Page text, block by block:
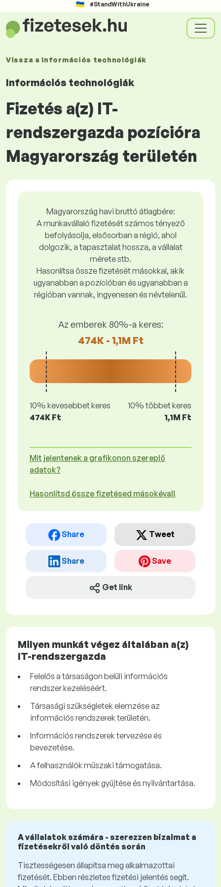
#StandWithUkraine
Vissza a Információs technológiák
Információs technológiák
Fizetés a(z) IT-
rendszergazda pozícióra
Magyarország területén
Magyarország havi bruttó átlagbére:
A munkavállaló fizetését számos tényező
befolyásolja, elsősorban a régió, ahol
dolgozik, a tapasztalat hossza, a vállalat
mérete stb.
Hasonlítsa össze fizetését másokkal, akik
ugyanabban a pozícióban és ugyanabban a
régióban vannak, ingyenesen és névtelenül.
Az emberek 80%-a keres:
474K - 1,1M Ft
10% kevesebbet keres
474K Ft
10% többet keres
1,1M Ft
Mit jelentenek a grafikonon szereplő
adatok?
Hasonlítsd össze fizetésed másokéval!
Share Tweet
Share Save
Get link
Milyen munkát végez általában a(z)
IT-rendszergazda
Felelős a társaságon belüli információs
rendszer kezeléséért.
Társasági szükségletek elemzése az
információs rendszerek területén.
Információs rendszerek tervezése és
bevezetése.
A felhasználók műszaki támogatása.
Módosítási igények gyűjtése és nyilvántartása.
A vállalatok számára - szerezzen bizalmat a
fizetésekről való döntés során
Tisztességesen állapítsa meg alkalmazottai
fizetését. Ebben részletes fizetési jelentés segít.